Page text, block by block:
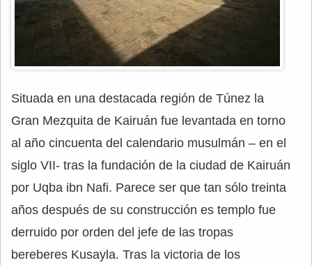
Situada en una destacada región de Túnez la
Gran Mezquita de Kairuán fue levantada en torno
al año cincuenta del calendario musulmán – en el
siglo VII- tras la fundación de la ciudad de Kairuán
por Uqba ibn Nafi. Parece ser que tan sólo treinta
años después de su construcción es templo fue
derruido por orden del jefe de las tropas
bereberes Kusayla. Tras la victoria de los